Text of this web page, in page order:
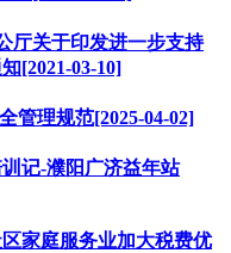
厅关于印发进一步支持
[2021-03-10]
管理规范[2025-04-02]
记-濮阳广济益年站
家庭服务业加大税费优